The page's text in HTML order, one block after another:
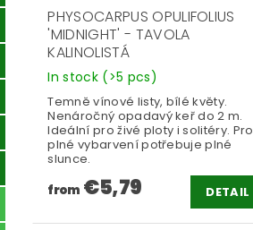
PHYSOCARPUS OPULIFOLIUS
'MIDNIGHT' - TAVOLA
KALINOLISTÁ
In stock (>5 pcs)
Temně vínové listy, bílé květy.
Nenáročný opadavý keř do 2 m.
Ideální pro živé ploty i solitéry. Pro
plné vybarvení potřebuje plné
slunce.
from €5,79 DETAIL